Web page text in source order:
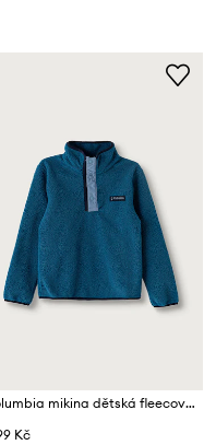
Columbia mikina dětská fleecová Helvetia
Kč